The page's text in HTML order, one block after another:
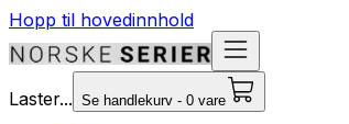
Hopp til hovedinnhold
Laster... Se handlekurv - 0 vare